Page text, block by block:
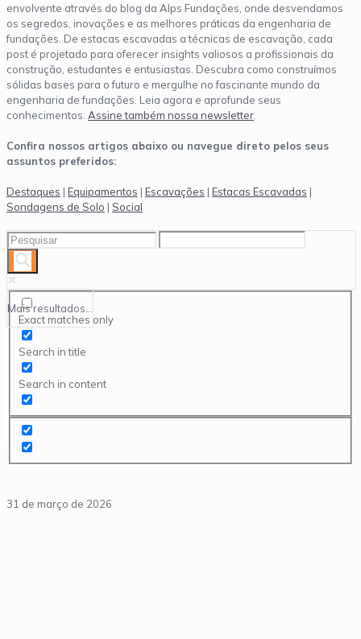
envolvente através do blog da Alps Fundações, onde desvendamos
os segredos, inovações e as melhores práticas da engenharia de
fundações. De estacas escavadas a técnicas de escavação, cada
post é projetado para oferecer insights valiosos a profissionais da
construção, estudantes e entusiastas. Descubra como construímos
sólidas bases para o futuro e mergulhe no fascinante mundo da
engenharia de fundações. Leia agora e aprofunde seus
conhecimentos. Assine também nossa newsletter
Confira nossos artigos abaixo ou navegue direto pelos seus
assuntos preferidos:
Destaques | Equipamentos | Escavações | Estacas Escavadas |
Sondagens de Solo | Social
Mais resultados...
Exact matches only
Search in title
Search in content
31 de março de 2026